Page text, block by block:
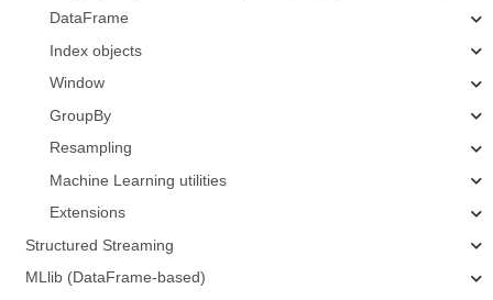
DataFrame
Index objects
Window
GroupBy
Resampling
Machine Learning utilities
Extensions
Structured Streaming
MLlib (DataFrame-based)